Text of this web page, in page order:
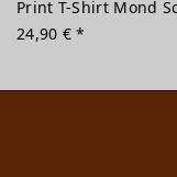
Print T-Shirt Mond
24,90 € *